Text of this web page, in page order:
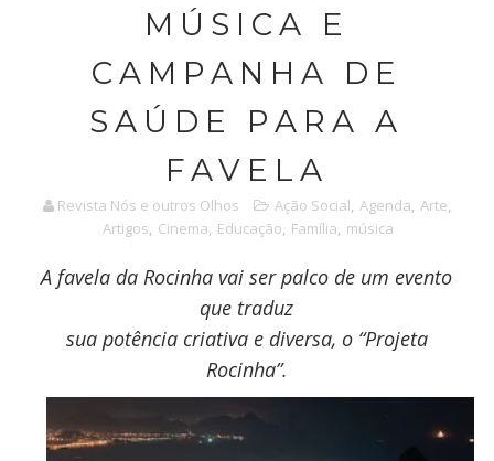
MÚSICA E
CAMPANHA DE
SAÚDE PARA A
FAVELA
Revista Nós e outros Olhos Ação Social, Agenda, Arte,
Artigos, Cinema, Educação, Família, música
A favela da Rocinha vai ser palco de um evento
que traduz
sua potência criativa e diversa, o “Projeta
Rocinha”.